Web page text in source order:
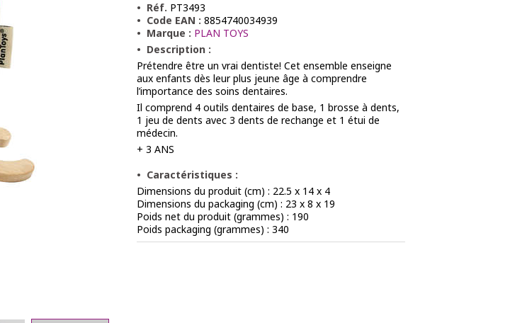
Réf. PT3493
Code EAN : 8854740034939
Marque : PLAN TOYS
Description :
Prétendre être un vrai dentiste! Cet ensemble enseigne
aux enfants dès leur plus jeune âge à comprendre
l’importance des soins dentaires.
Il comprend 4 outils dentaires de base, 1 brosse à dents,
1 jeu de dents avec 3 dents de rechange et 1 étui de
médecin.
+ 3 ANS
Caractéristiques :
Dimensions du produit (cm) : 22.5 x 14 x 4
Dimensions du packaging (cm) : 23 x 8 x 19
Poids net du produit (grammes) : 190
Poids packaging (grammes) : 340